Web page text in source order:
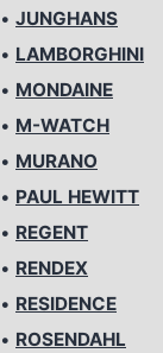
• JUNGHANS
• LAMBORGHINI
• MONDAINE
• M-WATCH
• MURANO
• PAUL HEWITT
• REGENT
• RENDEX
• RESIDENCE
• ROSENDAHL